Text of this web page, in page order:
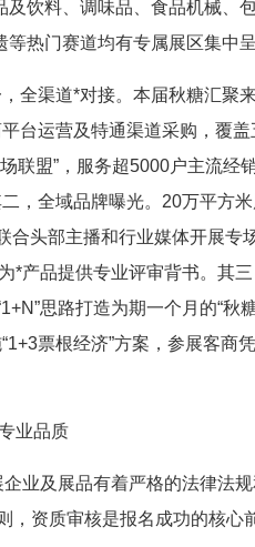
饮料、调味品、食品机械、
热门赛道均有专属展区集中呈
全渠道*对接。本届秋糖汇聚
台运营及特通渠道采购，覆
联盟”，服务超5000户主流经
，全域品牌曝光。20万平方
头部主播和行业媒体开展专
*产品提供专业评审背书。其
思路打造为期一个月的“秋
票根经济”方案，参展客商
业品质
业及展品有着严格的法律法
，资质审核是报名成功的核心